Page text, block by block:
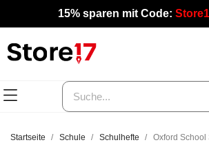
15% sparen mit Code:
Startseite Schule Schulhefte Oxford School